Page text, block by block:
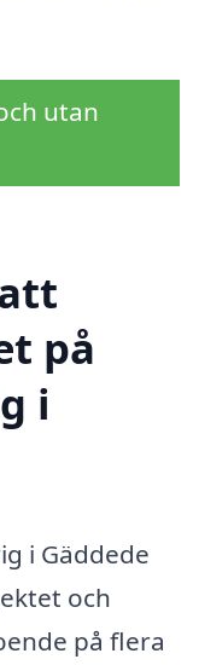
utan
på
i
i Gäddede
och
på flera